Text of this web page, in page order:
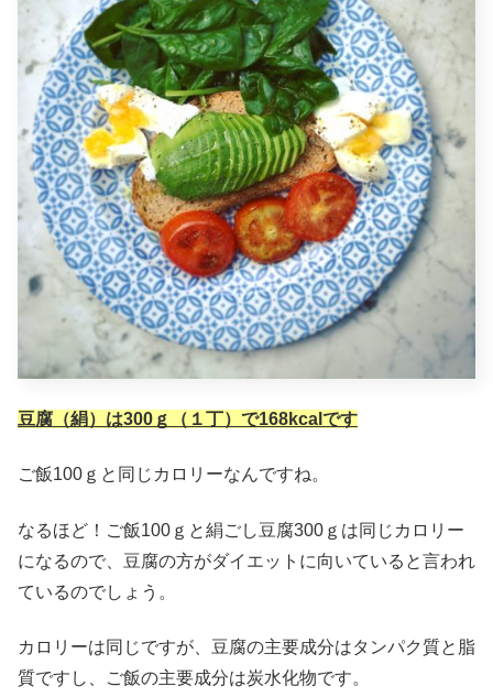
豆腐（絹）は300ｇ（１丁）で168kcalです
ご飯100ｇと同じカロリーなんですね。
なるほど！ご飯100ｇと絹ごし豆腐300ｇは同じカロリー
になるので、豆腐の方がダイエットに向いていると言われ
ているのでしょう。
カロリーは同じですが、豆腐の主要成分はタンパク質と脂
質ですし、ご飯の主要成分は炭水化物です。